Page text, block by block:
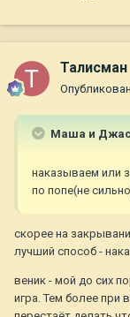
Талисман
Маша и
наказываем или
по попе(не
скорее на
лучший способ -
веник - мой до сих
игра. Тем более при